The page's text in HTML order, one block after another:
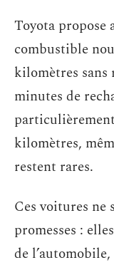
Toyota propose
combustible
kilomètres sans
minutes de
kilomètres,
restent rares.
Ces voitures ne
promesses :
de